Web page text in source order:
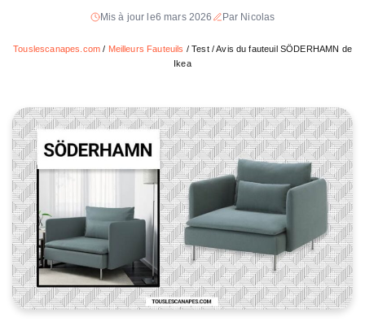
Mis à jour le6 mars 2026 Par Nicolas
Touslescanapes.com / Meilleurs Fauteuils /Test / Avis du fauteuil SÖDERHAMN de
Ikea